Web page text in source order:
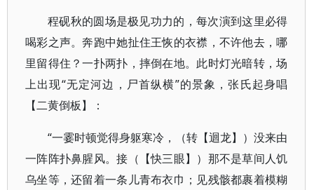
程砚秋的圆场是极见功力的，每次演到这里必得
喝彩之声。奔跑中她扯住王恢的衣襟，不许他去，哪
里留得住？一扑两扑，摔倒在地。此时灯光暗转，场
上出现“无定河边，尸首纵横”的景象，张氏起身唱
【二黄倒板】：
“一霎时顿觉得身躯寒冷，（转【迴龙】）没来由
一阵阵扑鼻腥风。接（【快三眼】）那不是草间人饥
乌坐等，还留着一条儿青布衣巾；见残骸都裹着模糊